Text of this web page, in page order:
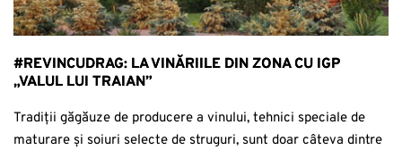
#REVINCUDRAG: LA VINĂRIILE DIN ZONA CU IGP
„VALUL LUI TRAIAN”
Tradiții găgăuze de producere a vinului, tehnici speciale de
maturare și soiuri selecte de struguri, sunt doar câteva dintre